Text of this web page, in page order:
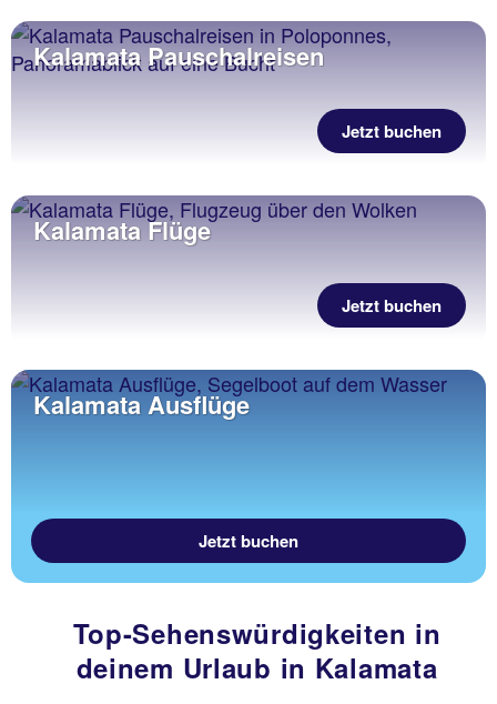
Kalamata Pauschalreisen
Jetzt buchen
Kalamata Flüge
Jetzt buchen
Kalamata Ausflüge
Jetzt buchen
Top-Sehenswürdigkeiten in
deinem Urlaub in Kalamata